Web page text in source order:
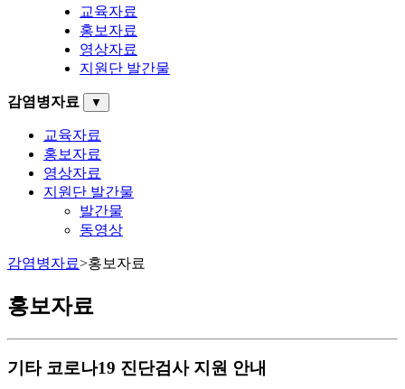
교육자료
홍보자료
영상자료
지원단 발간물
감염병자료 ▼
교육자료
홍보자료
영상자료
지원단 발간물
발간물
동영상
감염병자료>홍보자료
홍보자료
기타 코로나19 진단검사 지원 안내